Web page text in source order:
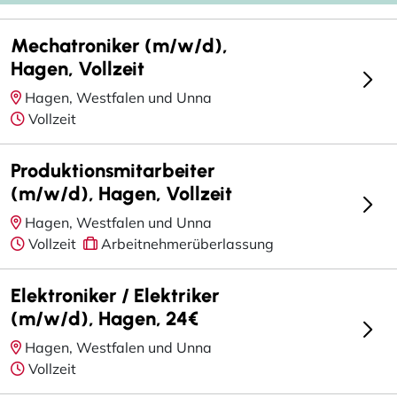
Mechatroniker (m/w/d),
Hagen, Vollzeit
Hagen, Westfalen und Unna
Vollzeit
Produktionsmitarbeiter
(m/w/d), Hagen, Vollzeit
Hagen, Westfalen und Unna
Vollzeit
Arbeitnehmerüberlassung
Elektroniker / Elektriker
(m/w/d), Hagen, 24€
Hagen, Westfalen und Unna
Vollzeit